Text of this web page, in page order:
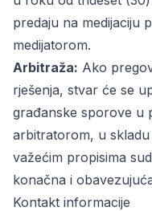
predaju na medijaciju
medijatorom.
Arbitraža: Ako
rješenja, stvar će se
građanske sporove u
arbitratorom, u skladu
važećim propisima
konačna i
Kontakt informacije